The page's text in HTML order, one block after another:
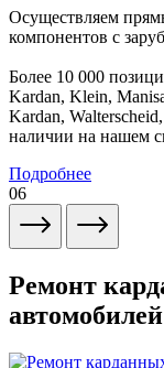
Осуществляем
компонентов с
Более 10 000
Kardan, Klein,
Kardan,
наличии на нашем
Подробнее
06
Ремонт
автомобилей